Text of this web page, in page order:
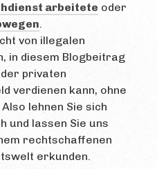
arbeitete oder
.
von illegalen
in diesem Blogbeitrag
privaten
verdienen kann, ohne
lehnen Sie sich
und lassen Sie uns
rechtschaffenen
erkunden.